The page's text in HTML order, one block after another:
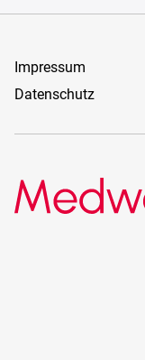
Impressum
Datenschutz
Medworld AG